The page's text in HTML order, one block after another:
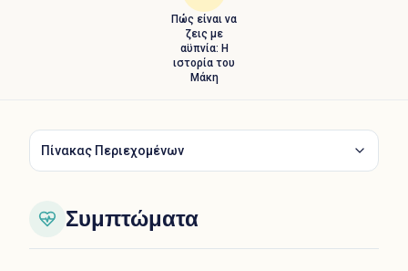
Πώς είναι να
ζεις με
αϋπνία: Η
ιστορία του
Μάκη
Πίνακας Περιεχομένων
Συμπτώματα